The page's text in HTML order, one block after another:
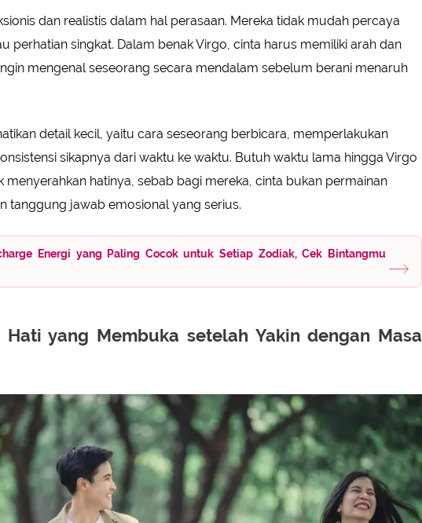
dan realistis dalam hal perasaan. Mereka tidak mudah percaya
perhatian singkat. Dalam benak Virgo, cinta harus memiliki arah dan
mengenal seseorang secara mendalam sebelum berani menaruh
detail kecil, yaitu cara seseorang berbicara, memperlakukan
sikapnya dari waktu ke waktu. Butuh waktu lama hingga Virgo
menyerahkan hatinya, sebab bagi mereka, cinta bukan permainan
tanggung jawab emosional yang serius.
Energi yang Paling Cocok untuk Setiap Zodiak, Cek Bintangmu
Hati yang Membuka setelah Yakin dengan Masa